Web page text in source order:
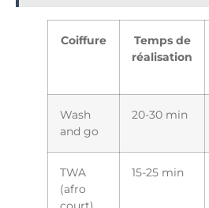
Coiffure
Temps de
réalisation
Wash
and go
20-30 min
TWA
(afro
15-25 min